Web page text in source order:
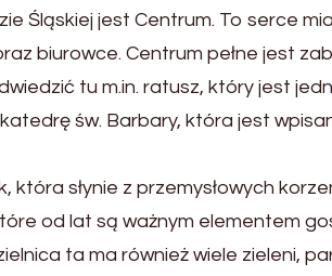
Śląskiej jest Centrum. To serce
biurowce. Centrum pełne jest
tu m.in. ratusz, który jest
św. Barbary, która jest
słynie z przemysłowych
od lat są ważnym elementem
ta ma również wiele zieleni,